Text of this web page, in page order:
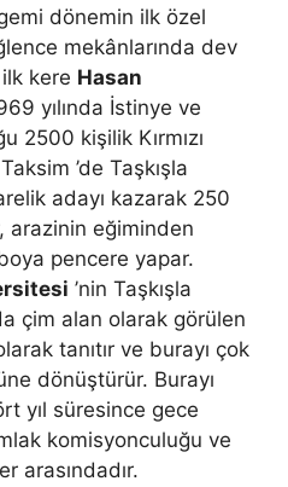
dönemin ilk özel
mekânlarında dev
ilk kere Hasan
yılında İstinye ve
2500 kişilik Kırmızı
’de Taşkışla
adayı kazarak 250
arazinin eğiminden
pencere yapar.
’nin Taşkışla
çim alan olarak görülen
tanıtır ve burayı çok
dönüştürür. Burayı
yıl süresince gece
komisyonculuğu ve
arasındadır.